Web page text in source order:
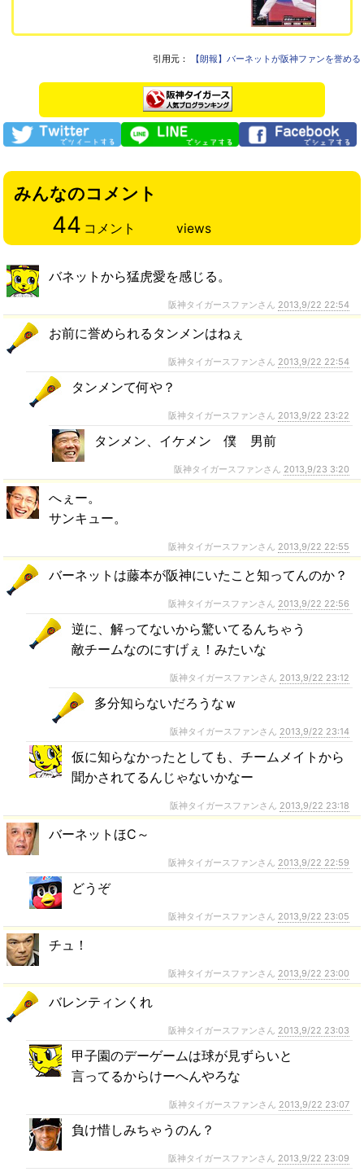
引用元： 【朗報】バーネットが阪神ファンを誉める
みんなのコメント
44 コメント views
バネットから猛虎愛を感じる。
阪神タイガースファンさん 2013,9/22 22:54
お前に誉められるタンメンはねぇ
阪神タイガースファンさん 2013,9/22 22:54
タンメンて何や？
阪神タイガースファンさん 2013,9/22 23:22
タンメン、イケメン 僕 男前
阪神タイガースファンさん 2013,9/23 3:20
へぇー。
サンキュー。
阪神タイガースファンさん 2013,9/22 22:55
バーネットは藤本が阪神にいたこと知ってんのか？
阪神タイガースファンさん 2013,9/22 22:56
逆に、解ってないから驚いてるんちゃう
敵チームなのにすげぇ！みたいな
阪神タイガースファンさん 2013,9/22 23:12
多分知らないだろうなｗ
阪神タイガースファンさん 2013,9/22 23:14
仮に知らなかったとしても、チームメイトから
聞かされてるんじゃないかなー
阪神タイガースファンさん 2013,9/22 23:18
バーネットほC～
阪神タイガースファンさん 2013,9/22 22:59
どうぞ
阪神タイガースファンさん 2013,9/22 23:05
チュ！
阪神タイガースファンさん 2013,9/22 23:00
バレンティンくれ
阪神タイガースファンさん 2013,9/22 23:03
甲子園のデーゲームは球が見ずらいと
言ってるからけーへんやろな
阪神タイガースファンさん 2013,9/22 23:07
負け惜しみちゃうのん？
阪神タイガースファンさん 2013,9/22 23:09